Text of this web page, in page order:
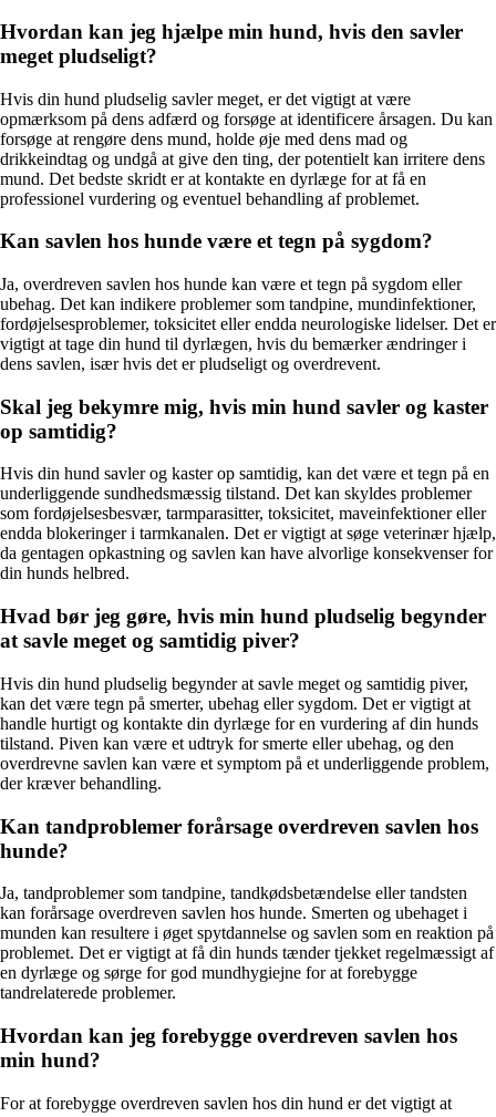
Hvordan kan jeg hjælpe min hund, hvis den savler
meget pludseligt?
Hvis din hund pludselig savler meget, er det vigtigt at være
opmærksom på dens adfærd og forsøge at identificere årsagen. Du kan
forsøge at rengøre dens mund, holde øje med dens mad og
drikkeindtag og undgå at give den ting, der potentielt kan irritere dens
mund. Det bedste skridt er at kontakte en dyrlæge for at få en
professionel vurdering og eventuel behandling af problemet.
Kan savlen hos hunde være et tegn på sygdom?
Ja, overdreven savlen hos hunde kan være et tegn på sygdom eller
ubehag. Det kan indikere problemer som tandpine, mundinfektioner,
fordøjelsesproblemer, toksicitet eller endda neurologiske lidelser. Det er
vigtigt at tage din hund til dyrlægen, hvis du bemærker ændringer i
dens savlen, især hvis det er pludseligt og overdrevent.
Skal jeg bekymre mig, hvis min hund savler og kaster
op samtidig?
Hvis din hund savler og kaster op samtidig, kan det være et tegn på en
underliggende sundhedsmæssig tilstand. Det kan skyldes problemer
som fordøjelsesbesvær, tarmparasitter, toksicitet, maveinfektioner eller
endda blokeringer i tarmkanalen. Det er vigtigt at søge veterinær hjælp,
da gentagen opkastning og savlen kan have alvorlige konsekvenser for
din hunds helbred.
Hvad bør jeg gøre, hvis min hund pludselig begynder
at savle meget og samtidig piver?
Hvis din hund pludselig begynder at savle meget og samtidig piver,
kan det være tegn på smerter, ubehag eller sygdom. Det er vigtigt at
handle hurtigt og kontakte din dyrlæge for en vurdering af din hunds
tilstand. Piven kan være et udtryk for smerte eller ubehag, og den
overdrevne savlen kan være et symptom på et underliggende problem,
der kræver behandling.
Kan tandproblemer forårsage overdreven savlen hos
hunde?
Ja, tandproblemer som tandpine, tandkødsbetændelse eller tandsten
kan forårsage overdreven savlen hos hunde. Smerten og ubehaget i
munden kan resultere i øget spytdannelse og savlen som en reaktion på
problemet. Det er vigtigt at få din hunds tænder tjekket regelmæssigt af
en dyrlæge og sørge for god mundhygiejne for at forebygge
tandrelaterede problemer.
Hvordan kan jeg forebygge overdreven savlen hos
min hund?
For at forebygge overdreven savlen hos din hund er det vigtigt at